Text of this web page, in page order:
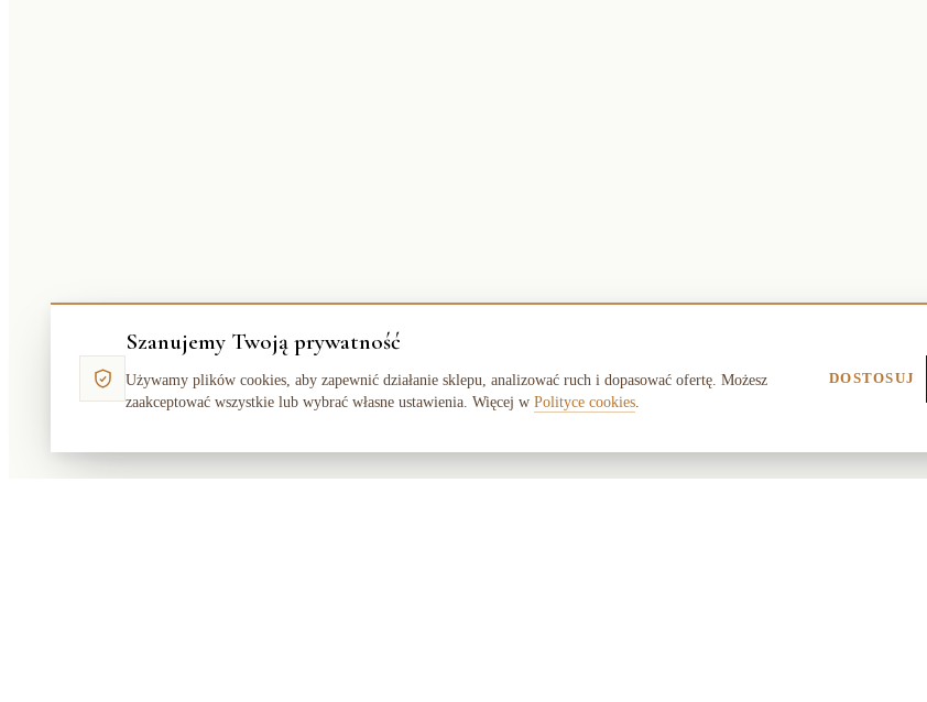
Szanujemy Twoją prywatność
Używamy plików cookies, aby zapewnić działanie sklepu, analizować ruch i dopasować ofertę. Możesz
zaakceptować wszystkie lub wybrać własne ustawienia. Więcej w Polityce cookies
DOSTOSUJ